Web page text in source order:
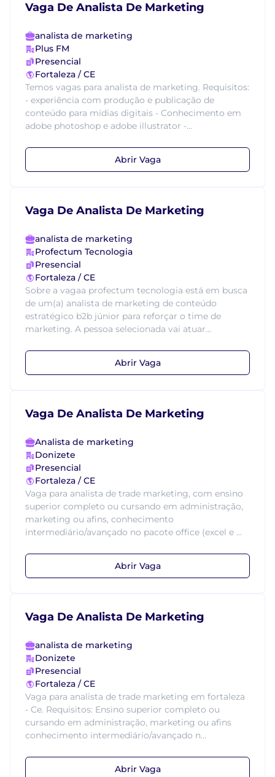
Vaga De Analista De Marketing
analista de marketing
Plus FM
Presencial
Fortaleza / CE
Temos vagas para analista de marketing. Requisitos:
- experiência com produção e publicação de
conteúdo para mídias digitais - Conhecimento em
adobe photoshop e adobe illustrator -...
Abrir Vaga
Vaga De Analista De Marketing
analista de marketing
Profectum Tecnologia
Presencial
Fortaleza / CE
Sobre a vagaa profectum tecnologia está em busca
de um(a) analista de marketing de conteúdo
estratégico b2b júnior para reforçar o time de
marketing. A pessoa selecionada vai atuar...
Abrir Vaga
Vaga De Analista De Marketing
Analista de marketing
Donizete
Presencial
Fortaleza / CE
Vaga para analista de trade marketing, com ensino
superior completo ou cursando em administração,
marketing ou afins, conhecimento
intermediário/avançado no pacote office (excel e ...
Abrir Vaga
Vaga De Analista De Marketing
analista de marketing
Donizete
Presencial
Fortaleza / CE
Vaga para analista de trade marketing em fortaleza
- Ce. Requisitos: Ensino superior completo ou
cursando em administração, marketing ou afins
conhecimento intermediário/avançado n...
Abrir Vaga